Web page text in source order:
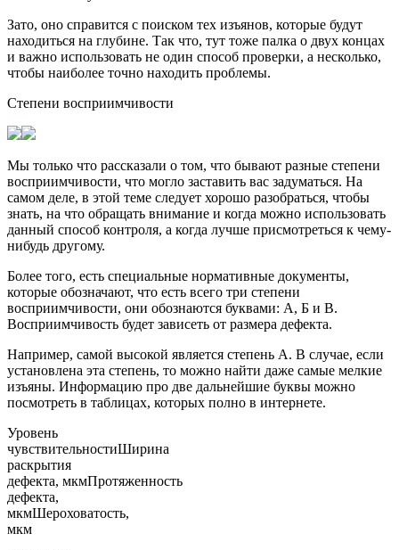
Зато, оно справится с поиском тех изъянов, которые будут
находиться на глубине. Так что, тут тоже палка о двух концах
и важно использовать не один способ проверки, а несколько,
чтобы наиболее точно находить проблемы.
Степени восприимчивости
Мы только что рассказали о том, что бывают разные степени
восприимчивости, что могло заставить вас задуматься. На
самом деле, в этой теме следует хорошо разобраться, чтобы
знать, на что обращать внимание и когда можно использовать
данный способ контроля, а когда лучше присмотреться к чему-
нибудь другому.
Более того, есть специальные нормативные документы,
которые обозначают, что есть всего три степени
восприимчивости, они обознаются буквами: А, Б и В.
Восприимчивость будет зависеть от размера дефекта.
Например, самой высокой является степень А. В случае, если
установлена эта степень, то можно найти даже самые мелкие
изъяны. Информацию про две дальнейшие буквы можно
посмотреть в таблицах, которых полно в интернете.
Уровень
чувствительностиШирина
раскрытия
дефекта, мкмПротяженность
дефекта,
мкмШероховатость,
мкм